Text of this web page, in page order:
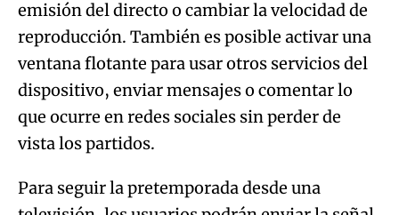
emisión del directo o cambiar la velocidad de
reproducción. También es posible activar una
ventana flotante para usar otros servicios del
dispositivo, enviar mensajes o comentar lo
que ocurre en redes sociales sin perder de
vista los partidos.
Para seguir la pretemporada desde una